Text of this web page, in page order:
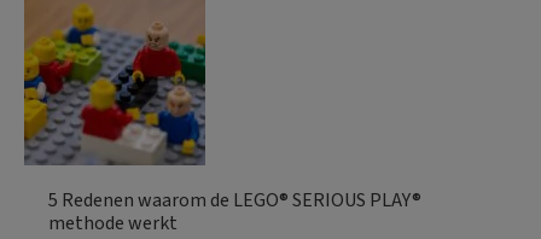
5 Redenen waarom de LEGO® SERIOUS PLAY®
methode werkt